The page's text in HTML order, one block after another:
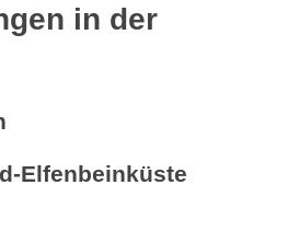
in der
Elfenbeinküste